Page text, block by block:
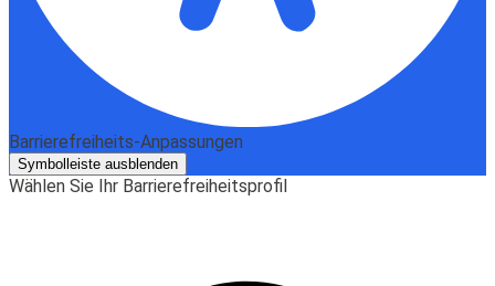
Barrierefreiheits-Anpassungen
Symbolleiste ausblenden
Wählen Sie Ihr Barrierefreiheitsprofil